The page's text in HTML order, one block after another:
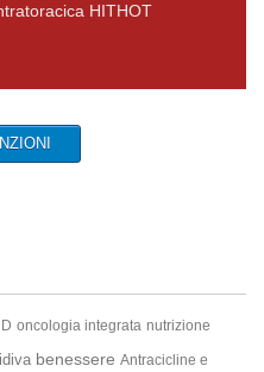
HITHOT
oncologia integrata nutrizione
benessere Antracicline e